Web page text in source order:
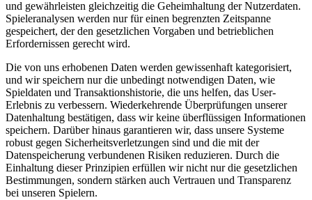
und gewährleisten gleichzeitig die Geheimhaltung der Nutzerdaten.
Spieleranalysen werden nur für einen begrenzten Zeitspanne
gespeichert, der den gesetzlichen Vorgaben und betrieblichen
Erfordernissen gerecht wird.
Die von uns erhobenen Daten werden gewissenhaft kategorisiert,
und wir speichern nur die unbedingt notwendigen Daten, wie
Spieldaten und Transaktionshistorie, die uns helfen, das User-
Erlebnis zu verbessern. Wiederkehrende Überprüfungen unserer
Datenhaltung bestätigen, dass wir keine überflüssigen Informationen
speichern. Darüber hinaus garantieren wir, dass unsere Systeme
robust gegen Sicherheitsverletzungen sind und die mit der
Datenspeicherung verbundenen Risiken reduzieren. Durch die
Einhaltung dieser Prinzipien erfüllen wir nicht nur die gesetzlichen
Bestimmungen, sondern stärken auch Vertrauen und Transparenz
bei unseren Spielern.